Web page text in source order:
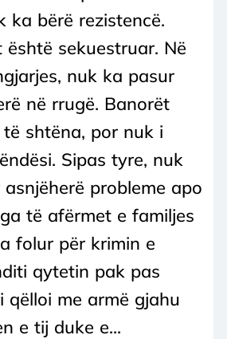
ka bërë rezistencë.
sekuestruar. Në
nuk ka pasur
në rrugë. Banorët
shtëna, por nuk i
Sipas tyre, nuk
probleme apo
të afërmet e familjes
folur për krimin e
qytetin pak pas
qëlloi me armë gjahu
e tij duke e...